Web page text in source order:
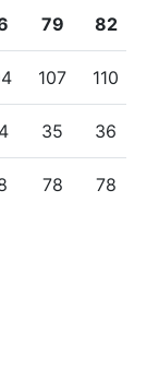
79 82
107 110
35 36
78 78